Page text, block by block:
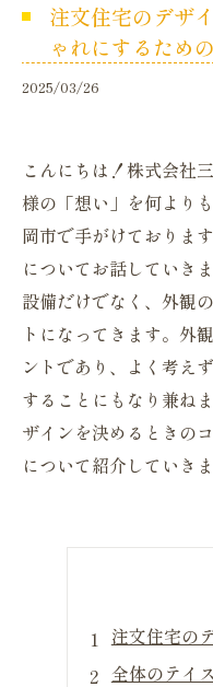
注文住宅のデザ
ゃれにするため
2025/03/26
こんにちは！株式会社
様の「想い」を何より
岡市で手がけておりま
についてお話していき
設備だけでなく、外観
トになってきます。外
ントであり、よく考え
することにもなり兼ね
ザインを決めるときの
について紹介していきま
注文住宅の
全体のテイ